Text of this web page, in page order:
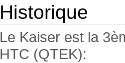
Historique
Le Kaiser est la
HTC (QTEK):